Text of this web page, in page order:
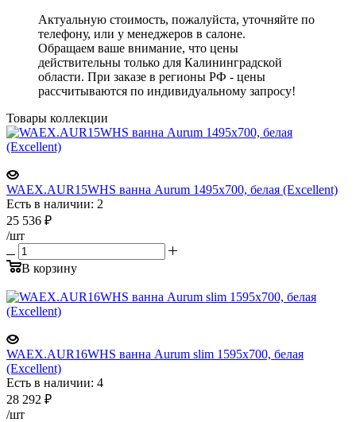
Актуальную стоимость, пожалуйста, уточняйте по
телефону, или у менеджеров в салоне.
Обращаем ваше внимание, что цены
действительны только для Калининградской
области. При заказе в регионы РФ - цены
рассчитываются по индивидуальному запросу!
Товары коллекции
WAEX.AUR15WHS ванна Aurum 1495x700, белая (Excellent)
Есть в наличии: 2
25 536 ₽
/шт
В корзину
WAEX.AUR16WHS ванна Aurum slim 1595x700, белая
(Excellent)
Есть в наличии: 4
28 292 ₽
/шт